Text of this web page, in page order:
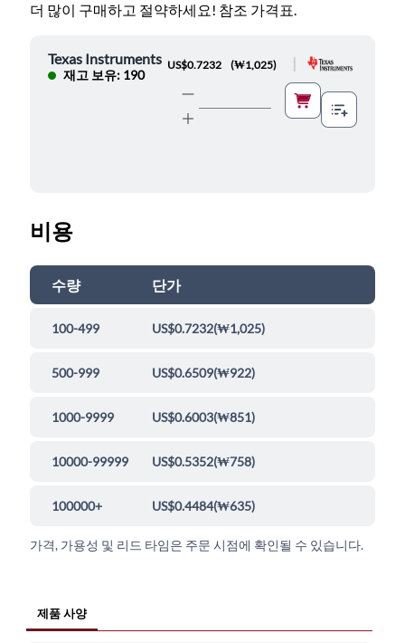
더 많이 구매하고 절약하세요! 참조 가격표.
Texas Instruments
재고 보유: 190
US$0.7232 (₩1,025)
비용
수량 단가
100-499 US$0.7232(₩1,025)
500-999 US$0.6509(₩922)
1000-9999 US$0.6003(₩851)
10000-99999 US$0.5352(₩758)
100000+ US$0.4484(₩635)
가격, 가용성 및 리드 타임은 주문 시점에 확인될 수 있습니다.
제품 사양